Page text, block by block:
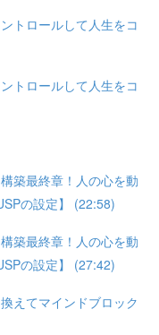
トロールして人生をコ
トロールして人生をコ
築最終章！人の心を動
の設定】 (22:58)
築最終章！人の心を動
の設定】 (27:42)
えてマインドブロック